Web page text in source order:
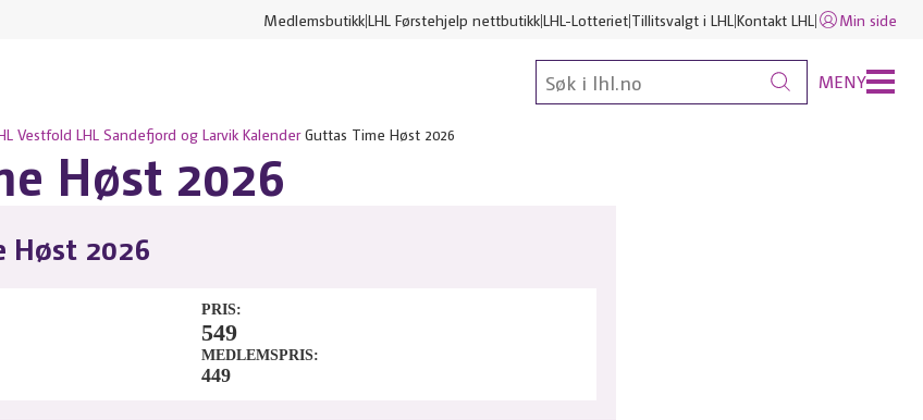
MedlemsbutikkLHL Førstehjelp nettbutikkLHL-Lotteriet Tillitsvalgt i LHL Kontakt LHL Min side
MENY
Vestfold LHL Sandefjord og Larvik Kalender Guttas Time Høst 2026
Høst 2026
Høst 2026
PRIS
549
MEDLEMSPRIS
449